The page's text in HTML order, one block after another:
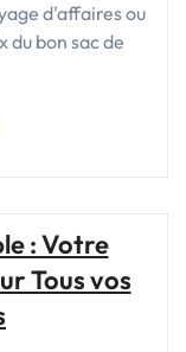
d'affaires ou
du bon sac de
: Votre
Tous vos